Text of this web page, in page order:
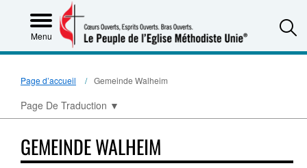
Menu
Page d’accueil Gemeinde Walheim
Page De Traduction ▼
GEMEINDE WALHEIM